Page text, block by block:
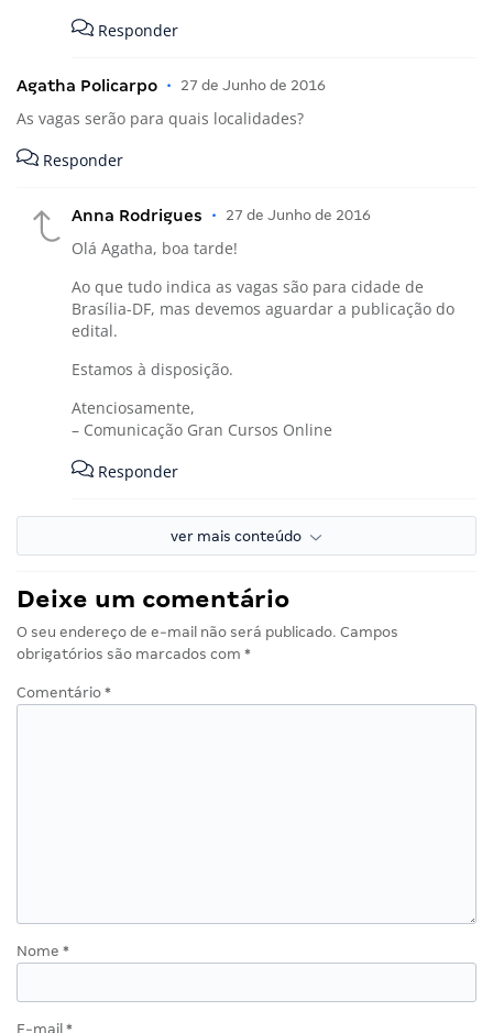
Responder
Agatha Policarpo • 27 de Junho de 2016
As vagas serão para quais localidades?
Responder
Anna Rodrigues • 27 de Junho de 2016
Olá Agatha, boa tarde!
Ao que tudo indica as vagas são para cidade de
Brasília-DF, mas devemos aguardar a publicação do
edital.
Estamos à disposição.
Atenciosamente,
– Comunicação Gran Cursos Online
Responder
ver mais conteúdo
Deixe um comentário
O seu endereço de e-mail não será publicado. Campos
obrigatórios são marcados com *
Comentário *
Nome *
E-mail *